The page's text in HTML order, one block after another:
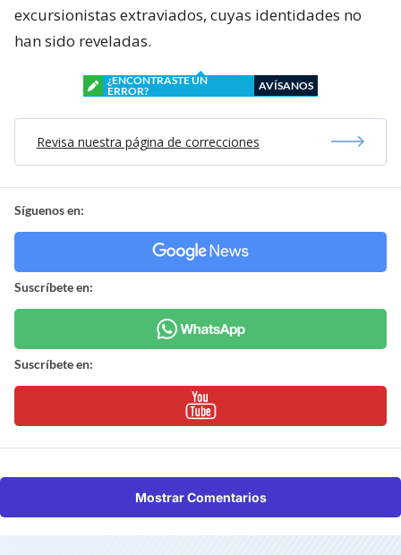
excursionistas extraviados, cuyas identidades no
han sido reveladas.
¿ENCONTRASTE UN
ERROR?
AVÍSANOS
Revisa nuestra página de correcciones
Síguenos en:
Suscríbete en:
Suscríbete en:
Mostrar Comentarios